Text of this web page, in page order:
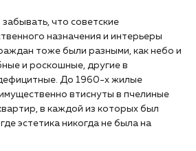
что советские
назначения и интерьеры
тоже были разными, как небо и
и роскошные, другие в
До 1960-х жилые
втиснуты в пчелиные
в каждой из которых был
эстетика никогда не была на